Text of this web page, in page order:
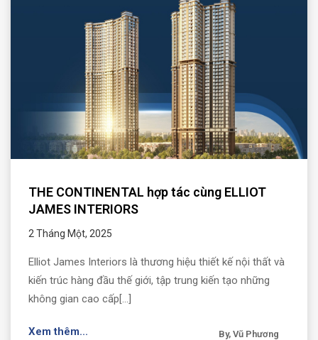
THE CONTINENTAL hợp tác cùng ELLIOT
JAMES INTERIORS
2 Tháng Một, 2025
Elliot James Interiors là thương hiệu thiết kế nội thất và
kiến trúc hàng đầu thế giới, tập trung kiến tạo những
không gian cao cấp[...]
Xem thêm... By, Vũ Phương